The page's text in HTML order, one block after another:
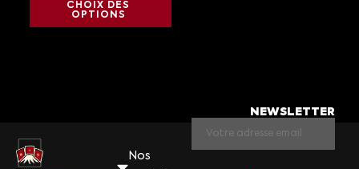
CHOIX DES
OPTIONS
Nos
NEWSLETTER